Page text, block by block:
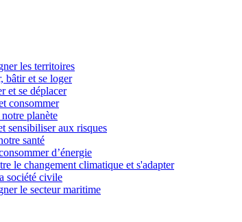
les territoires
bâtir et se loger
et se déplacer
consommer
planète
sensibiliser aux risques
santé
d’énergie
le changement climatique et s'adapter
société civile
le secteur maritime